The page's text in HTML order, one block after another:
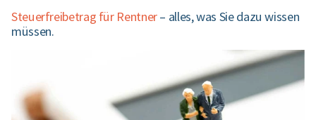
Steuerfreibetrag für Rentner– alles, was Sie dazu wissen
müssen.